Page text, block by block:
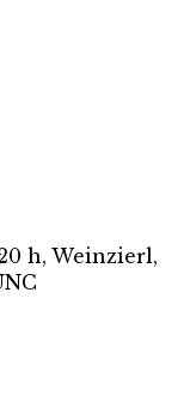
h, Weinzierl,